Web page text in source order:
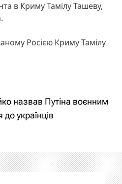
в Криму Тамілу Ташеву,
Росією Криму Тамілу
назвав Путіна воєнним
українців